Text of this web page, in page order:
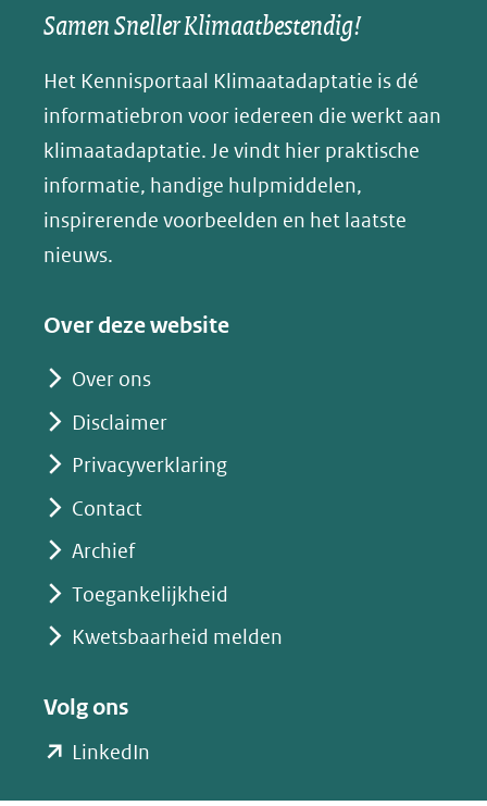
een
website)
een
website)
een
website)
s
y
(opent
in
nieuw
venster)
venster)
naar
een
andere
website)
Samen Sneller Klimaatbestendig!
Het Kennisportaal Klimaatadaptatie is dé
informatiebron voor iedereen die werkt aan
klimaatadaptatie. Je vindt hier praktische
informatie, handige hulpmiddelen,
inspirerende voorbeelden en het laatste
nieuws.
Over deze website
Over ons
Disclaimer
Privacyverklaring
Contact
Archief
Toegankelijkheid
Kwetsbaarheid melden
Volg ons
LinkedIn